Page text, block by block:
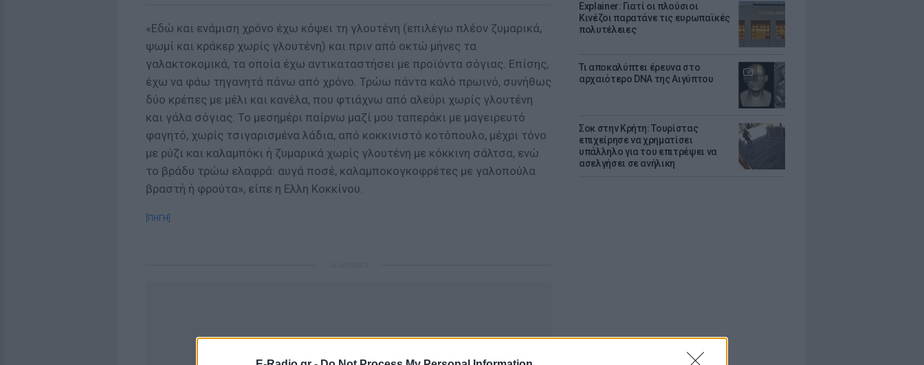
Explainer: Γιατί οι πλούσιοι
Κινέζοι παρατάνε τις ευρωπαϊκές
πολυτέλειες
Τι αποκαλύπτει έρευνα στο
αρχαιότερο DNA της Αιγύπτου
Σοκ στην Κρήτη: Τουρίστας
επιχείρησε να χρηματίσει
υπάλληλο για του επιτρέψει να
ασελγήσει σε ανήλικη
«Εδώ και ενάμιση χρόνο έχω κόψει τη γλουτένη (επιλέγω πλέον ζυμαρικά,
ψωμί και κράκερ χωρίς γλουτένη) και πριν από οκτώ μήνες τα
γαλακτοκομικά, τα οποία έχω αντικαταστήσει με προϊόντα σόγιας. Επίσης,
έχω να φάω τηγανητά πάνω από χρόνο. Τρώω πάντα καλό πρωινό, συνήθως
δύο κρέπες με μέλι και κανέλα, που φτιάχνω από αλεύρι χωρίς γλουτένη
και γάλα σόγιας. Το μεσημέρι παίρνω μαζί μου ταπεράκι με μαγειρευτό
φαγητό, χωρίς τσιγαρισμένα λάδια, από κοκκινιστό κοτόπουλο, μέχρι τόνο
με ρύζι και καλαμπόκι ή ζυμαρικά χωρίς γλουτένη με κόκκινη σάλτσα, ενώ
το βράδυ τρώω ελαφρά: αυγά ποσέ, καλαμποκογκοφρέτες με γαλοπούλα
βραστή ή φρούτα», είπε η Ελλη Κοκκίνου.
[ΠΗΓΗ]